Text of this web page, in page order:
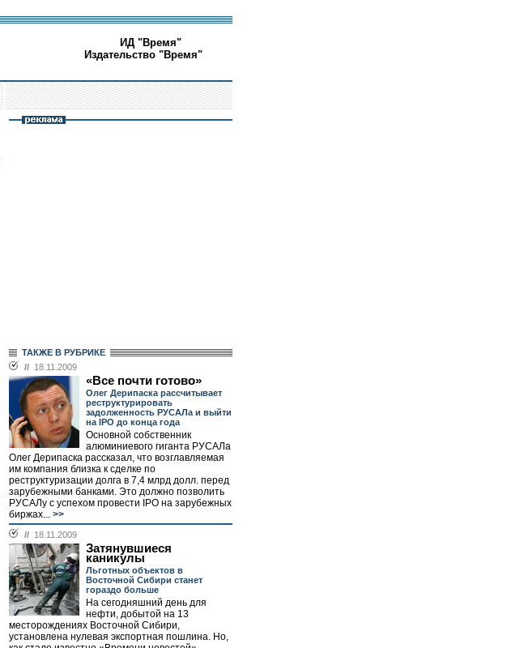
ИД "Время"
Издательство "Время"
ТАКЖЕ В РУБРИКЕ
// 18.11.2009
«Все почти готово»
Олег Дерипаска рассчитывает
реструктурировать
задолженность РУСАЛа и выйти
на IPO до конца года
Основной собственник
алюминиевого гиганта РУСАЛа
Олег Дерипаска рассказал, что возглавляемая
им компания близка к сделке по
реструктуризации долга в 7,4 млрд долл. перед
зарубежными банками. Это должно позволить
РУСАЛу с успехом провести IPO на зарубежных
биржах... >>
// 18.11.2009
Затянувшиеся
каникулы
Льготных объектов в
Восточной Сибири станет
гораздо больше
На сегодняшний день для
нефти, добытой на 13
месторождениях Восточной Сибири,
установлена нулевая экспортная пошлина. Но,